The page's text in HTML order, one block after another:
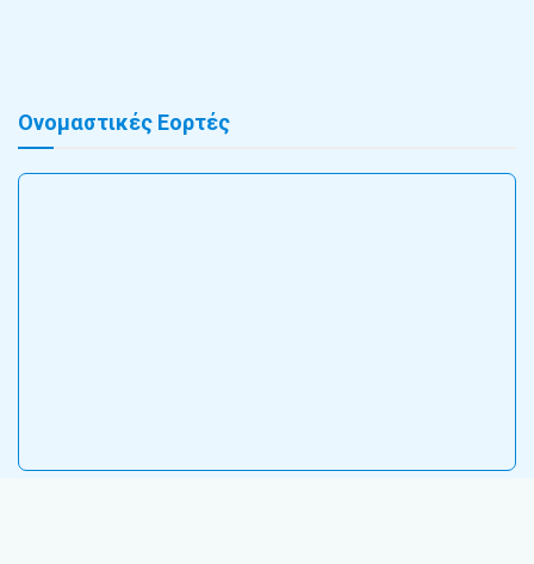
Ονομαστικές Εορτές